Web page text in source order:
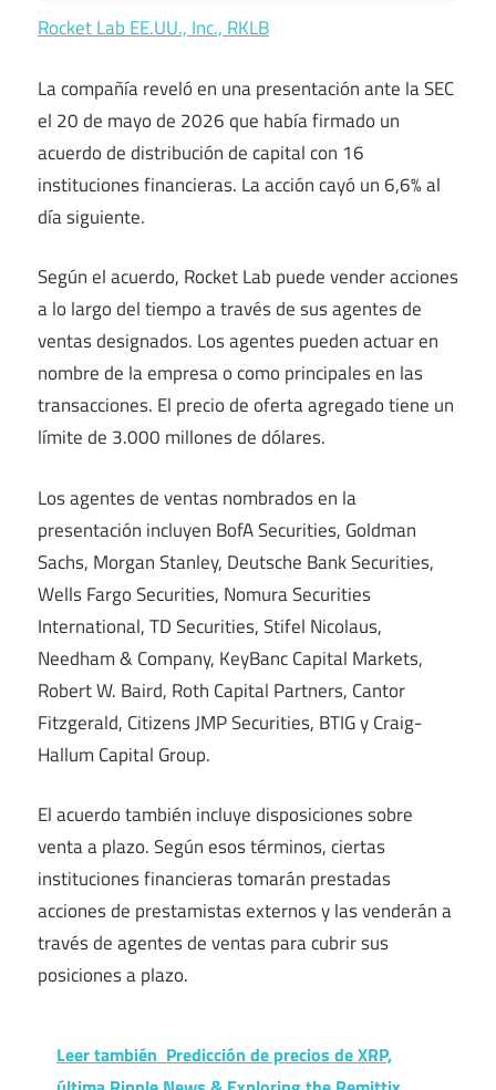
Rocket Lab EE.UU., Inc., RKLB
La compañía reveló en una presentación ante la SEC
el 20 de mayo de 2026 que había firmado un
acuerdo de distribución de capital con 16
instituciones financieras. La acción cayó un 6,6% al
día siguiente.
Según el acuerdo, Rocket Lab puede vender acciones
a lo largo del tiempo a través de sus agentes de
ventas designados. Los agentes pueden actuar en
nombre de la empresa o como principales en las
transacciones. El precio de oferta agregado tiene un
límite de 3.000 millones de dólares.
Los agentes de ventas nombrados en la
presentación incluyen BofA Securities, Goldman
Sachs, Morgan Stanley, Deutsche Bank Securities,
Wells Fargo Securities, Nomura Securities
International, TD Securities, Stifel Nicolaus,
Needham & Company, KeyBanc Capital Markets,
Robert W. Baird, Roth Capital Partners, Cantor
Fitzgerald, Citizens JMP Securities, BTIG y Craig-
Hallum Capital Group.
El acuerdo también incluye disposiciones sobre
venta a plazo. Según esos términos, ciertas
instituciones financieras tomarán prestadas
acciones de prestamistas externos y las venderán a
través de agentes de ventas para cubrir sus
posiciones a plazo.
Leer también Predicción de precios de XRP,